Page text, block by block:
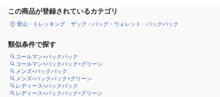
この商品が登録されているカテゴリ
登山・トレッキング ザック・バッグ・ウォレット バックパック
類似条件で探す
コールマン×バックパック
コールマン×バックパック×グリーン
メンズ×バックパック
メンズ×バックパック×グリーン
レディース×バックパック
レディース×バックパック×グリーン